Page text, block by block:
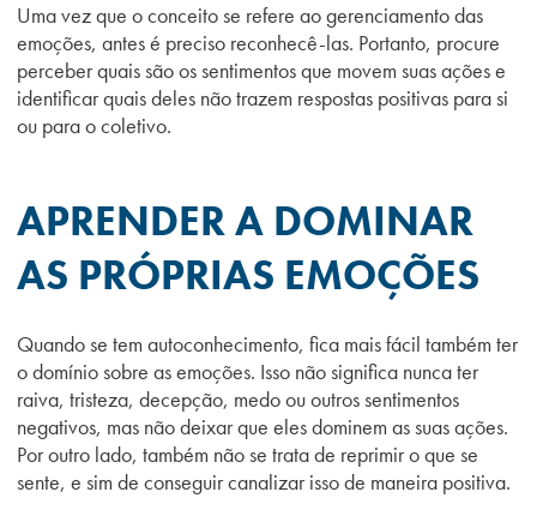
Uma vez que o conceito se refere ao gerenciamento das
emoções, antes é preciso reconhecê-las. Portanto, procure
perceber quais são os sentimentos que movem suas ações e
identificar quais deles não trazem respostas positivas para si
ou para o coletivo.
APRENDER A DOMINAR
AS PRÓPRIAS EMOÇÕES
Quando se tem autoconhecimento, fica mais fácil também ter
o domínio sobre as emoções. Isso não significa nunca ter
raiva, tristeza, decepção, medo ou outros sentimentos
negativos, mas não deixar que eles dominem as suas ações.
Por outro lado, também não se trata de reprimir o que se
sente, e sim de conseguir canalizar isso de maneira positiva.